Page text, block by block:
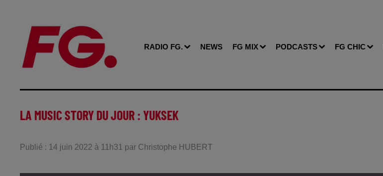
RADIO FG. NEWS FG MIX PODCASTS FG CHIC
LA MUSIC STORY DU JOUR : YUKSEK
Publié : 14 juin 2022 à 11h31 par Christophe HUBERT